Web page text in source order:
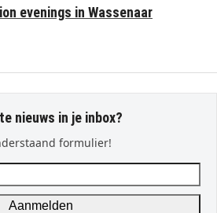
evenings in Wassenaar
nieuws in je inbox?
formulier!
Aanmelden